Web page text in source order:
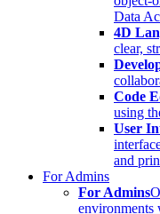
Data
4D
clear,
Code
using
User
and
For Admins
For Admins
environments